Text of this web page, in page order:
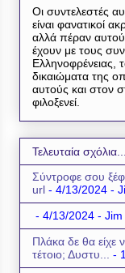
Οι συντελεστές
είναι φανατικοί
αλλά πέραν
έχουν με τους
Ελληνοφρένειας,
δικαιώματα της
αυτούς και στον
φιλοξενεί.
Τελευταία σχόλια...
Σύντροφε σου
url - 4/13/2024 -
- 4/13/2024 - Jim
Πλάκα δε θα είχε
τέτοιο; Δυστυ...
-